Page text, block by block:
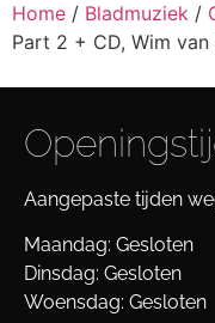
Home / Bladmuziek /
Part 2 + CD, Wim van
Aangepaste tijden
Maandag: Gesloten
Dinsdag: Gesloten
Woensdag: Gesloten